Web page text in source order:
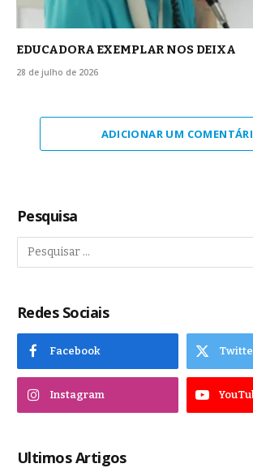
EDUCADORA EXEMPLAR NOS DEIXA
28 de julho de 2026
ADICIONAR UM
Pesquisa
Redes Sociais
Facebook
Instagram
Ultimos Artigos